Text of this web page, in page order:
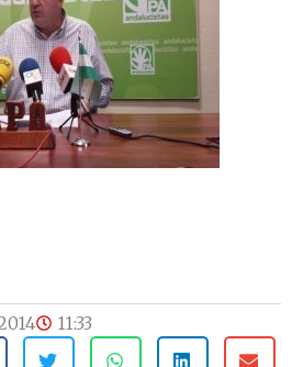
11:33